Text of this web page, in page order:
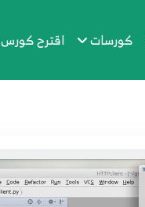
كورسات اقترح كورس